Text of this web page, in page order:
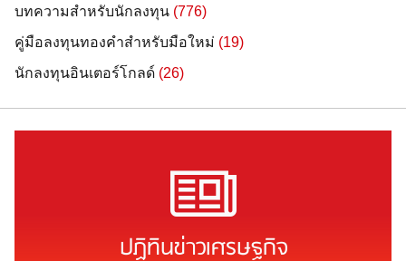
บทความสำหรับนักลงทุน (776)
คู่มือลงทุนทองคำสำหรับมือใหม่ (19)
นักลงทุนอินเตอร์โกลด์ (26)
ปฏิทินข่าวเศรษฐกิจ